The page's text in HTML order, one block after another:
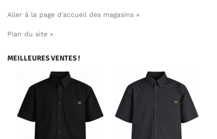
Aller à la page d'accueil des magasins »
Plan du site »
MEILLEURES VENTES !